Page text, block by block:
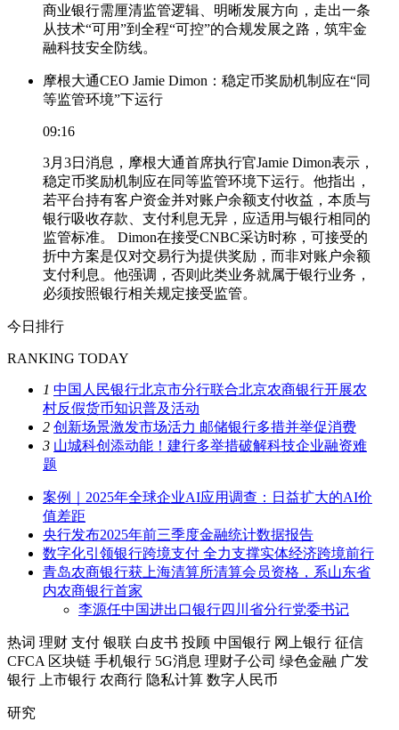
商业银行需厘清监管逻辑、明晰发展方向，走出一条
从技术“可用”到全程“可控”的合规发展之路，筑牢金
融科技安全防线。
摩根大通CEO Jamie Dimon：稳定币奖励机制应在“同
等监管环境”下运行
09:16
3月3日消息，摩根大通首席执行官Jamie Dimon表示，
稳定币奖励机制应在同等监管环境下运行。他指出，
若平台持有客户资金并对账户余额支付收益，本质与
银行吸收存款、支付利息无异，应适用与银行相同的
监管标准。 Dimon在接受CNBC采访时称，可接受的
折中方案是仅对交易行为提供奖励，而非对账户余额
支付利息。他强调，否则此类业务就属于银行业务，
必须按照银行相关规定接受监管。
今日排行
RANKING TODAY
1 中国人民银行北京市分行联合北京农商银行开展农
村反假货币知识普及活动
2 创新场景激发市场活力 邮储银行多措并举促消费
3 山城科创添动能！建行多举措破解科技企业融资难
题
案例｜2025年全球企业AI应用调查：日益扩大的AI价
值差距
央行发布2025年前三季度金融统计数据报告
数字化引领银行跨境支付 全力支撑实体经济跨境前行
青岛农商银行获上海清算所清算会员资格，系山东省
内农商银行首家
李源任中国进出口银行四川省分行党委书记
热词 理财 支付 银联 白皮书 投顾 中国银行 网上银行 征信
CFCA 区块链 手机银行 5G消息 理财子公司 绿色金融 广发
银行
上市银行 农商行 隐私计算 数字人民币
研究